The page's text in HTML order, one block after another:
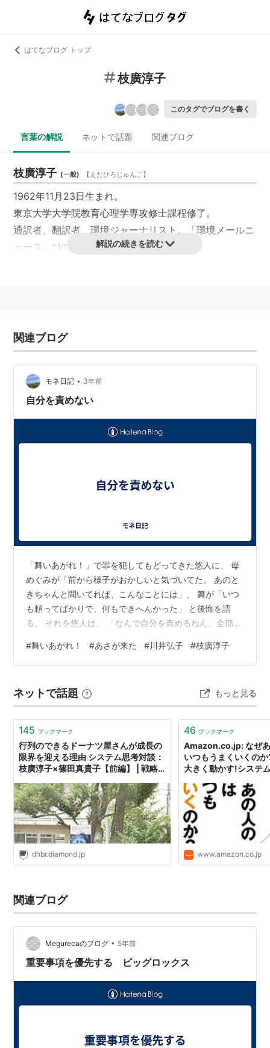
はてなブログ トップ
枝廣淳子
このタグでブログを書く
言葉の解説 ネットで話題 関連ブログ
枝廣淳子 (一般) 【 えだひろじゅんこ 】
1962年11月23日生まれ。
東京大学大学院教育心理学専攻修士課程修了。
通訳者、翻訳者、環境ジャーナリスト。「環境メールニ
ュース」 *1の発行者でもある。
*1:http://www.es-inc.jp/lib/mailnews/index.html
解説の続きを読む
関連ブログ
モネ日記 • 3年前
自分を責めない
「舞いあがれ！」で罪を犯してもどってきた悠人に、 母
めぐみが「前から様子がおかしいと気づいてた。 あのと
きちゃんと聞いてれば、こんなことには」、 舞が「いつ
も頼ってばかりで、何もできへんかった」 と後悔を語
る。 それを悠人は、 「なんで自分を責めるねん。全部俺
の方を責めてしまうって、ありがちなこと。 まず自分を
責める心理は、 優しいもののようだけど、 前に進むこと
恨みから炭鉱を爆破させた松造に、 新次郎が、昔の因縁
から俺のせいだと力になろうとするのを、 あさは、それ
はちがう、と止める。 …
#舞いあがれ！ #あさが来た #川井弘子 #枝廣淳子
ネットで話題 もっと見る
145 ブックマーク
行列のできるドーナツ屋さんが成長の
限界を迎える理由 システム思考対談：
枝廣淳子×篠田真貴子【前編】 | 戦略
レビュー
dhbr.diamond.jp
46 ブックマーク
Amazon.co.jp: なぜ
いつもうまくいくの
大きく動かす!システ
www.amazon.co.jp
関連ブログ
Megurecaのブログ • 5年前
重要事項を優先する ビッグロックス